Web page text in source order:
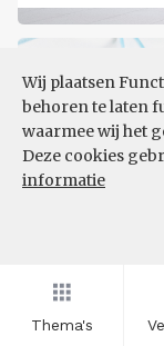
Thema's
Wij plaatsen
behoren te laten
waarmee wij het
Deze cookies
informatie